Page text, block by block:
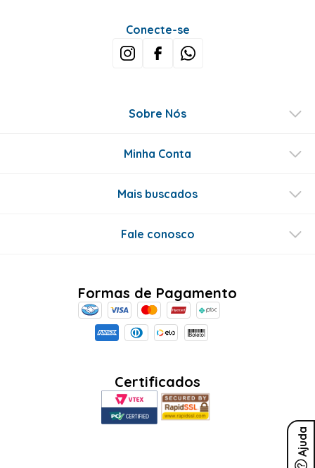
Ajuda
Conecte-se
Sobre Nós
Minha Conta
Mais buscados
Fale conosco
Formas de Pagamento
Certificados